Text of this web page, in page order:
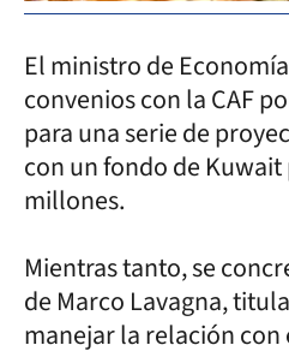
El ministro de
convenios con la CAF
para una serie de
con un fondo de Kuwait
millones.
Mientras tanto, se
de Marco Lavagna,
manejar la relación